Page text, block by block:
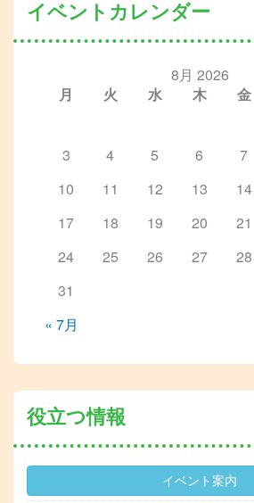
イベントカレンダー
8月 2026
月
火 水 木 金
3
4 5 6 7
10
11 12 13 14
17
18 19 20 21
24
25 26 27 28
31
« 7月
役立つ情報
イベント案内